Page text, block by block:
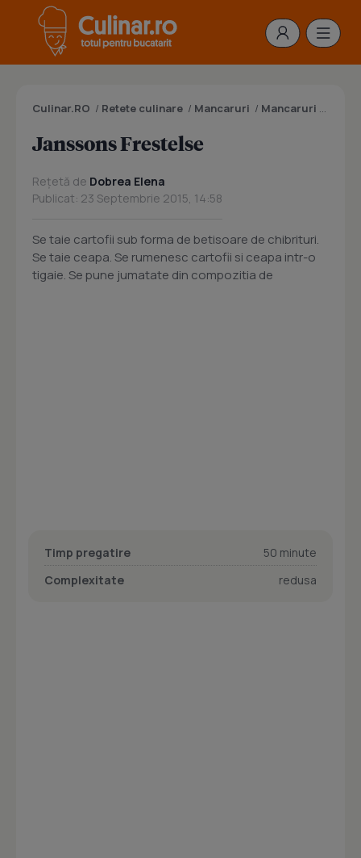
Culinar.RO / Retete culinare / Mancaruri / Mancaruri cu cartofi
Janssons Frestelse
Rețetă de Dobrea Elena
Publicat: 23 Septembrie 2015, 14:58
Se taie cartofii sub forma de betisoare de chibrituri.
Se taie ceapa. Se rumenesc cartofii si ceapa intr-o
tigaie. Se pune jumatate din compozitia de
Timp pregatire
50 minute
Complexitate
redusa